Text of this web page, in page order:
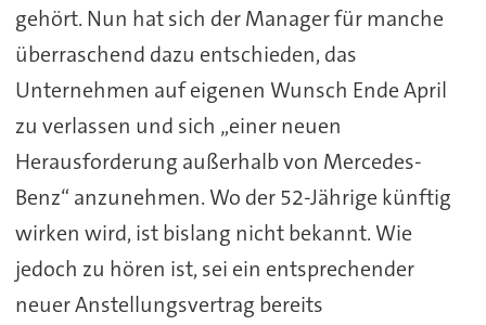
gehört. Nun hat sich der Manager für manche
überraschend dazu entschieden, das
Unternehmen auf eigenen Wunsch Ende April
zu verlassen und sich „einer neuen
Herausforderung außerhalb von Mercedes-
Benz“ anzunehmen. Wo der 52-Jährige künftig
wirken wird, ist bislang nicht bekannt. Wie
jedoch zu hören ist, sei ein entsprechender
neuer Anstellungsvertrag bereits